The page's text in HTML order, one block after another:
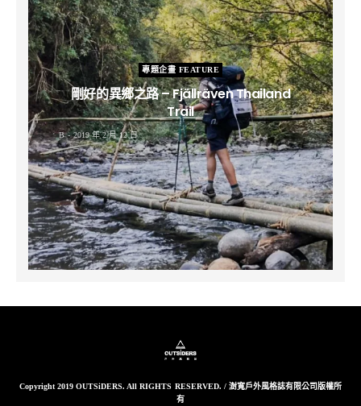
專題企畫 FEATURE
剛好的異鄉之路 – Fjällräven Thailand
Trail
B 2019 年 2 月 12 日
Copyright 2019 OUTSiDERS. All RIGHTS RESERVED. / 澍寬戶外風格誌有限公司版權所
有